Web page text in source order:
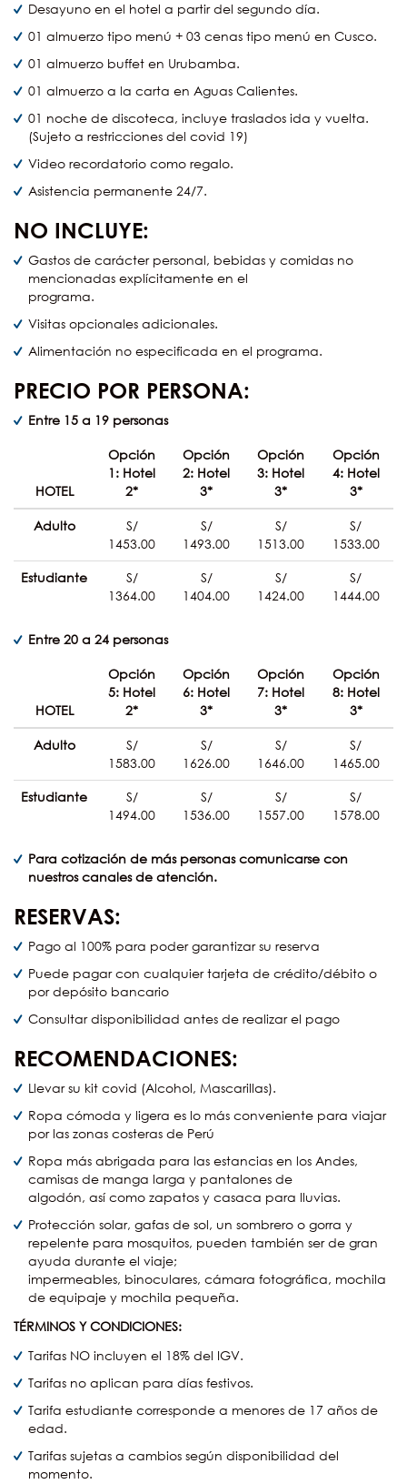
Desayuno en el hotel a partir del segundo día.
01 almuerzo tipo menú + 03 cenas tipo menú en Cusco.
01 almuerzo buffet en Urubamba.
01 almuerzo a la carta en Aguas Calientes.
01 noche de discoteca, incluye traslados ida y vuelta.
(Sujeto a restricciones del covid 19)
Video recordatorio como regalo.
Asistencia permanente 24/7.
NO INCLUYE:
Gastos de carácter personal, bebidas y comidas no
mencionadas explícitamente en el
programa.
Visitas opcionales adicionales.
Alimentación no especificada en el programa.
PRECIO POR PERSONA:
Entre 15 a 19 personas
HOTEL
Opción
1: Hotel
2*
Opción
2: Hotel
3*
Opción
3: Hotel
3*
Opción
4: Hotel
3*
Adulto
S/
1453.00
S/
1493.00
S/
1513.00
S/
1533.00
Estudiante
S/
1364.00
S/
1404.00
S/
1424.00
S/
1444.00
Entre 20 a 24 personas
HOTEL
Opción
5: Hotel
2*
Opción
6: Hotel
3*
Opción
7: Hotel
3*
Opción
8: Hotel
3*
Adulto
S/
1583.00
S/
1626.00
S/
1646.00
S/
1465.00
Estudiante
S/
1494.00
S/
1536.00
S/
1557.00
S/
1578.00
Para cotización de más personas comunicarse con
nuestros canales de atención.
RESERVAS:
Pago al 100% para poder garantizar su reserva
Puede pagar con cualquier tarjeta de crédito/débito o
por depósito bancario
Consultar disponibilidad antes de realizar el pago
RECOMENDACIONES:
Llevar su kit covid (Alcohol, Mascarillas).
Ropa cómoda y ligera es lo más conveniente para viajar
por las zonas costeras de Perú
Ropa más abrigada para las estancias en los Andes,
camisas de manga larga y pantalones de
algodón, así como zapatos y casaca para lluvias.
Protección solar, gafas de sol, un sombrero o gorra y
repelente para mosquitos, pueden también ser de gran
ayuda durante el viaje;
impermeables, binoculares, cámara fotográfica, mochila
de equipaje y mochila pequeña.
TÉRMINOS Y CONDICIONES:
Tarifas NO incluyen el 18% del IGV.
Tarifas no aplican para días festivos.
Tarifa estudiante corresponde a menores de 17 años de
edad.
Tarifas sujetas a cambios según disponibilidad del
momento.